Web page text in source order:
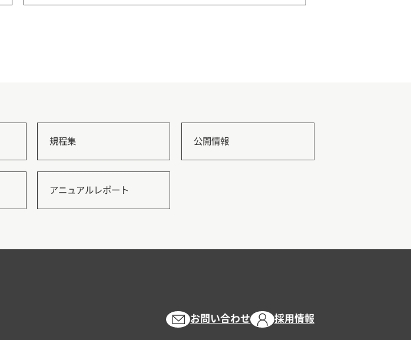
規程集 公開情報
アニュアルレポート
お問い合わせ 採用情報